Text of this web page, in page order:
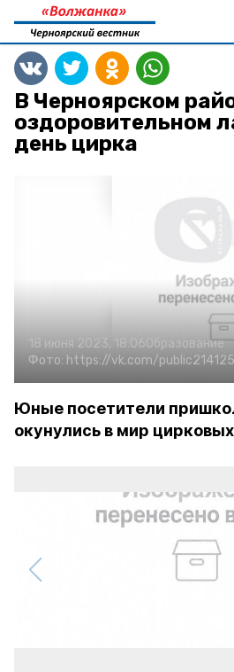
В Черноярском
оздоровительном
день цирка
18 июня 2023, 18:06Образование
Фото: https://vk.com/
Юные посетители
окунулись в мир